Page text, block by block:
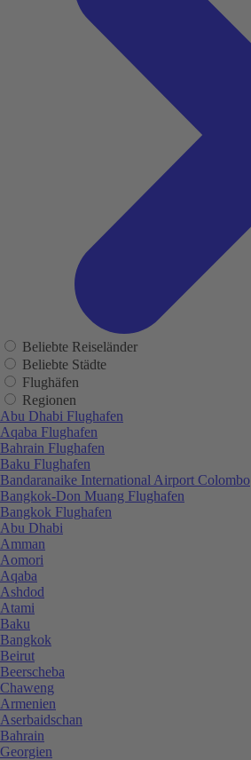
Beliebte Reiseländer
Beliebte Städte
Flughäfen
Regionen
Abu Dhabi Flughafen
Aqaba Flughafen
Bahrain Flughafen
Baku Flughafen
Bandaranaike International Airport Colombo
Bangkok-Don Muang Flughafen
Bangkok Flughafen
Abu Dhabi
Amman
Aomori
Aqaba
Ashdod
Atami
Baku
Bangkok
Beirut
Beerscheba
Chaweng
Armenien
Aserbaidschan
Bahrain
Georgien